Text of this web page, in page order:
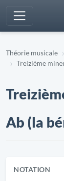
Théorie musicale
Treizième
Ab (la
NOTATION